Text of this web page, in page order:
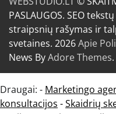
PASLAUGOS. SEO
straipsnių rašymas ir
svetaines. 2026Apie
News ByAdore Themes.
Draugai: - Marketingo
konsultacijos -Skaidrių